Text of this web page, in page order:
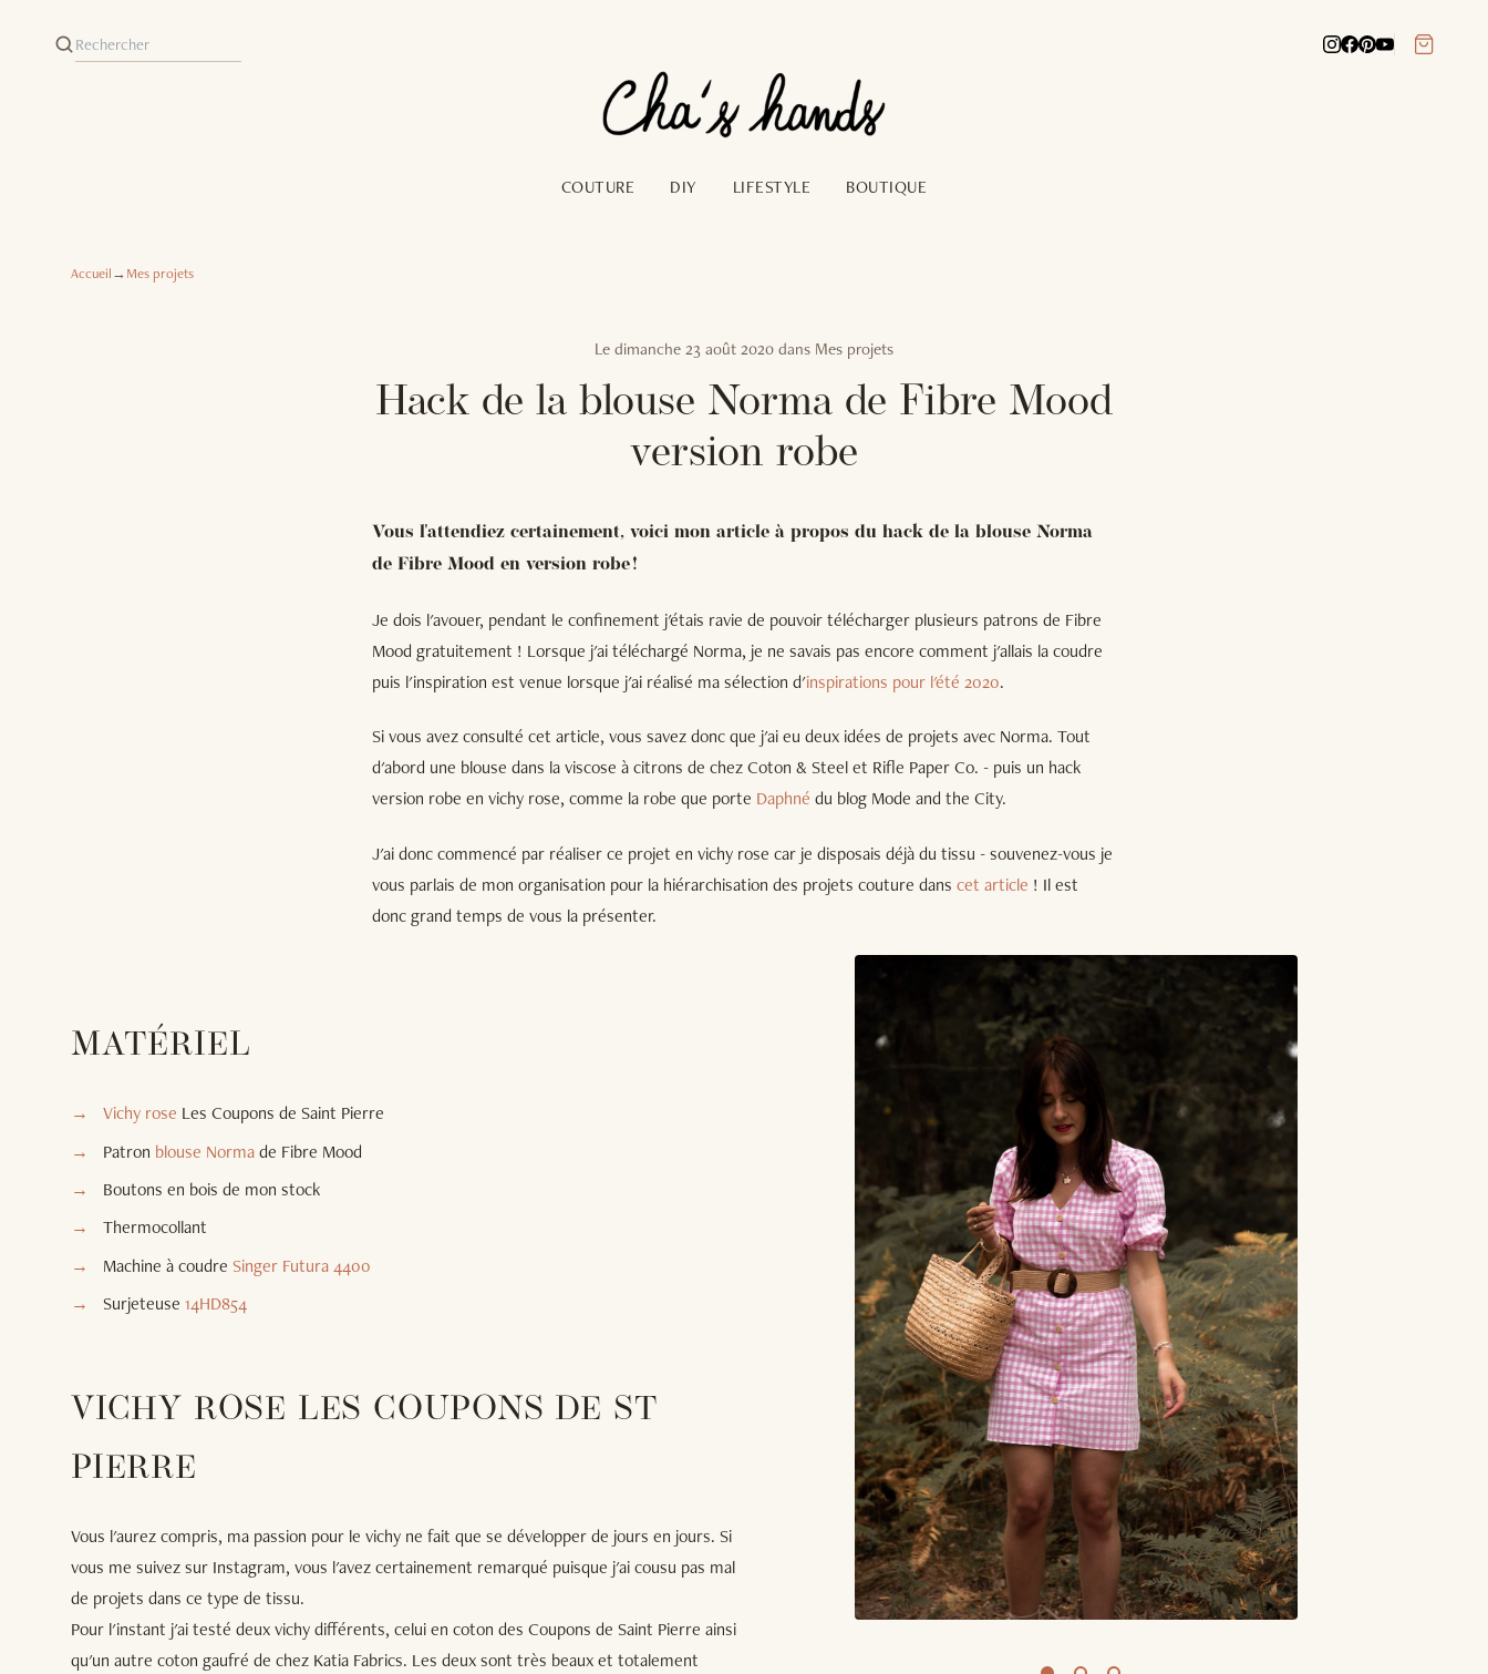
COUTURE DIY LIFESTYLE BOUTIQUE
Accueil→Mes projets
Le dimanche 23 août 2020 dans Mes projets
Hack de la blouse Norma de Fibre Mood
version robe
Vous l'attendiez certainement, voici mon article à propos du hack de la blouse Norma
de Fibre Mood en version robe !
Je dois l'avouer, pendant le confinement j'étais ravie de pouvoir télécharger plusieurs patrons de Fibre
Mood gratuitement ! Lorsque j'ai téléchargé Norma, je ne savais pas encore comment j'allais la coudre
puis l'inspiration est venue lorsque j'ai réalisé ma sélection d'inspirations pour l'été 2020.
Si vous avez consulté cet article, vous savez donc que j'ai eu deux idées de projets avec Norma. Tout
d'abord une blouse dans la viscose à citrons de chez Coton & Steel et Rifle Paper Co. - puis un hack
version robe en vichy rose, comme la robe que porte Daphné du blog Mode and the City.
J'ai donc commencé par réaliser ce projet en vichy rose car je disposais déjà du tissu - souvenez-vous je
vous parlais de mon organisation pour la hiérarchisation des projets couture dans cet article ! Il est
donc grand temps de vous la présenter.
MATÉRIEL
Vichy rose Les Coupons de Saint Pierre
Patron blouse Normade Fibre Mood
Boutons en bois de mon stock
Thermocollant
Machine à coudre Singer Futura 4400
Surjeteuse 14HD854
VICHY ROSE LES COUPONS DE ST
PIERRE
Vous l'aurez compris, ma passion pour le vichy ne fait que se développer de jours en jours. Si
vous me suivez sur Instagram, vous l'avez certainement remarqué puisque j'ai cousu pas mal
de projets dans ce type de tissu.
Pour l'instant j'ai testé deux vichy différents, celui en coton des Coupons de Saint Pierre ainsi
qu'un autre coton gaufré de chez Katia Fabrics. Les deux sont très beaux et totalement